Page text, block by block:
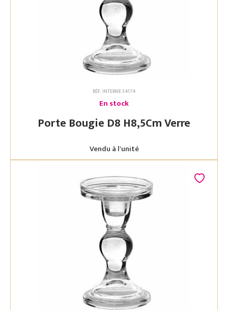
RÉF. INTERNE 34174
En stock
Porte Bougie D8 H8,5Cm Verre
Vendu à l'unité